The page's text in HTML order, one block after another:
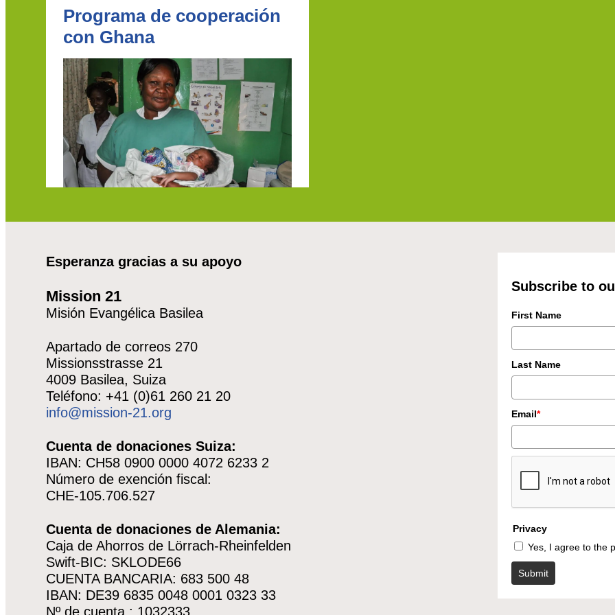
Programa de cooperación
con Ghana
Esperanza gracias a su apoyo
Mission 21
Misión Evangélica Basilea
Apartado de correos 270
Missionsstrasse 21
4009 Basilea, Suiza
Teléfono: +41 (0)61 260 21 20
info@mission-21.org
Cuenta de donaciones Suiza:
IBAN: CH58 0900 0000 4072 6233 2
Número de exención fiscal:
CHE-105.706.527
Cuenta de donaciones de Alemania:
Caja de Ahorros de Lörrach-Rheinfelden
Swift-BIC: SKLODE66
CUENTA BANCARIA: 683 500 48
IBAN: DE39 6835 0048 0001 0323 33
Nº de cuenta : 1032333
Subscribe to
First Name
Last Name
Email*
Privacy
Yes, I agree to the
Submit